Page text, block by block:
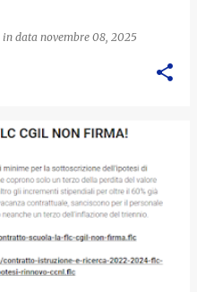
in data novembre 08, 2025